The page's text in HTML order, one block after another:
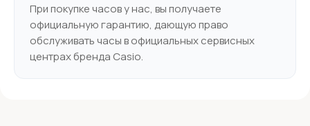
При покупке часов у нас, вы получаете
официальную гарантию, дающую право
обслуживать часы в официальных сервисных
центрах бренда Casio.